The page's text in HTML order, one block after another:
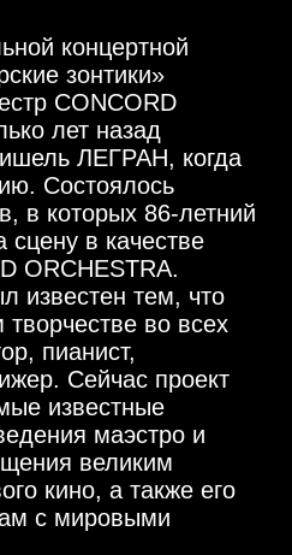
концертной
зонтики»
CONCORD
лет назад
ЛЕГРАН, когда
Состоялось
в которых 86-летний
в качестве
ORCHESTRA.
тем, что
во всех
пианист,
Сейчас проект
известные
маэстро и
великим
кино, а также его
с мировыми